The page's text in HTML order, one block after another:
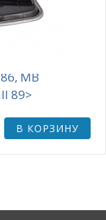
MB
89>
В КОРЗИНУ